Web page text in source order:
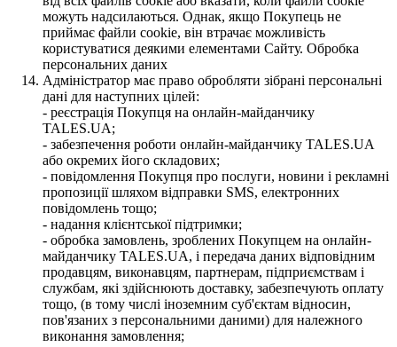
можуть надсилаються. Однак, якщо Покупець не
приймає файли cookie, він втрачає можливість
користуватися деякими елементами Сайту. Обробка
персональних даних
Адміністратор має право обробляти зібрані персональні
дані для наступних цілей:
- реєстрація Покупця на онлайн-майданчику
TALES.UA;
- забезпечення роботи онлайн-майданчику TALES.UA
або окремих його складових;
- повідомлення Покупця про послуги, новини і рекламні
пропозиції шляхом відправки SMS, електронних
повідомлень тощо;
- надання клієнтської підтримки;
- обробка замовлень, зроблених Покупцем на онлайн-
майданчику TALES.UA, і передача даних відповідним
продавцям, виконавцям, партнерам, підприємствам і
службам, які здійснюють доставку, забезпечують оплату
тощо, (в тому числі іноземним суб'єктам відносин,
пов'язаних з персональними даними) для належного
виконання замовлення;